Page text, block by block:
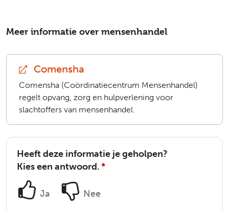
Meer informatie over mensenhandel
Comensha
Comensha (Coördinatiecentrum Mensenhandel)
regelt opvang, zorg en hulpverlening voor
slachtoffers van mensenhandel.
Heeft deze informatie je geholpen?
Kies een antwoord.*
Ja Nee